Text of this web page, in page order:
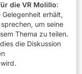
die VR Molillo:
erhält,
um seine
Thema zu teilen.
die Diskussion